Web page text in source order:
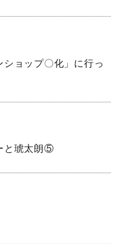
ショップ〇化」に行っ
と琥太朗⑤